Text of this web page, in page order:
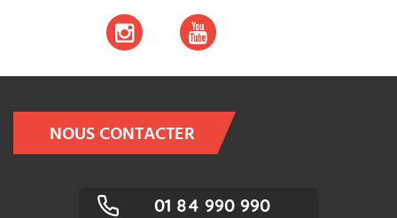
NOUS CONTACTER
01 84 990 990